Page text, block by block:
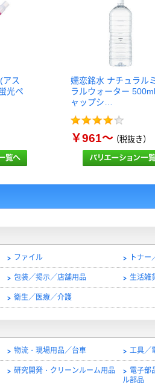
アス
光ペ
嬬恋銘水 ナチュラル
ラルウォーター
ャップシ…
￥961～（税抜き）
ファイル トナ
包装／掲示／店舗用品 生活雑
衛生／医療／介護
物流・現場用品／台車 工具／
研究開発・クリーンルーム用品
電子部
ル部品